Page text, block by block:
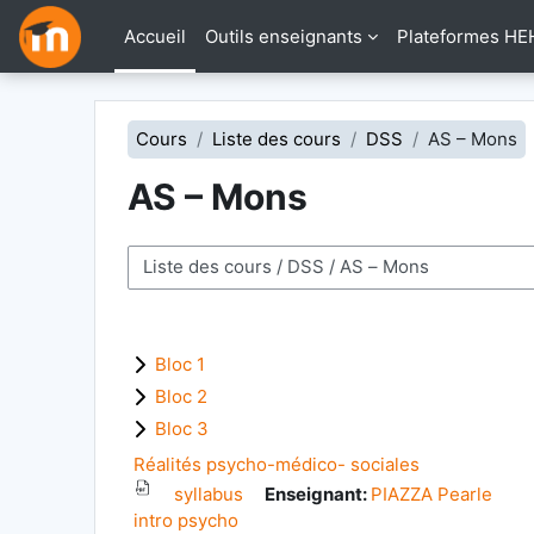
Passer au contenu principal
Accueil
Outils enseignants Plateformes
Cours Liste des cours DSS AS – Mons
AS – Mons
Catégories de cours
Bloc 1
Bloc 2
Bloc 3
Réalités psycho-médico- sociales
syllabus
intro psycho
Enseignant: PIAZZA Pearle